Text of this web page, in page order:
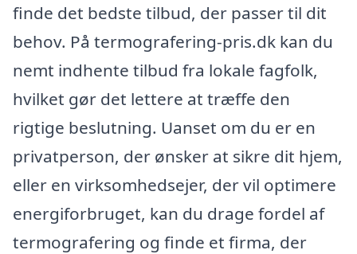
finde det bedste tilbud, der passer til dit
behov. På termografering-pris.dk kan du
nemt indhente tilbud fra lokale fagfolk,
hvilket gør det lettere at træffe den
rigtige beslutning. Uanset om du er en
privatperson, der ønsker at sikre dit hjem,
eller en virksomhedsejer, der vil optimere
energiforbruget, kan du drage fordel af
termografering og finde et firma, der